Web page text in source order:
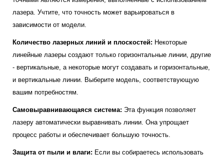
лазера. Учтите, что точность может варьироваться в
зависимости от модели.
Количество лазерных линий и плоскостей: Некоторые
линейные лазеры создают только горизонтальные линии, другие
- вертикальные, а некоторые могут создавать и горизонтальные,
и вертикальные линии. Выберите модель, соответствующую
вашим потребностям.
Самовыравнивающаяся система: Эта функция позволяет
лазеру автоматически выравнивать линии. Она упрощает
процесс работы и обеспечивает большую точность.
Защита от пыли и влаги: Если вы собираетесь использовать